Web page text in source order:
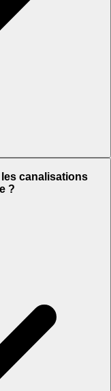
canalisations
?